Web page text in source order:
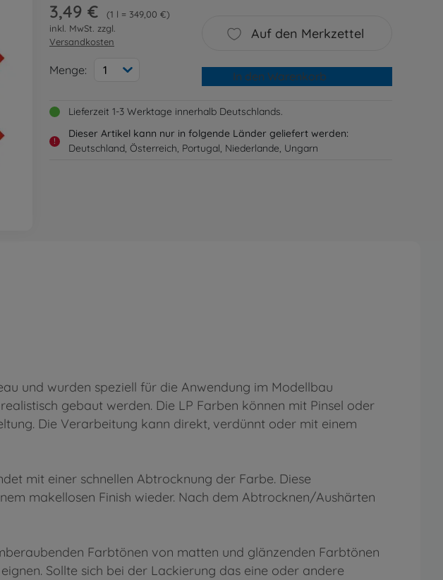
3,49 €
1 l = 349,00 €
inkl. MwSt. zzgl.
Versandkosten
Menge: 1
Auf den Merkzettel
In den Warenkorb
Lieferzeit 1-3 Werktage innerhalb Deutschlands.
!
Dieser Artikel kann nur in folgende Länder geliefert werden:
Deutschland, Österreich, Portugal, Niederlande, Ungarn
und wurden speziell für die Anwendung im Modellbau
gebaut werden. Die LP Farben können mit Pinsel oder
Die Verarbeitung kann direkt, verdünnt oder mit einem
mit einer schnellen Abtrocknung der Farbe. Diese
makellosen Finish wieder. Nach dem Abtrocknen/Aushärten
Farbtönen von matten und glänzenden Farbtönen
Sollte sich bei der Lackierung das eine oder andere